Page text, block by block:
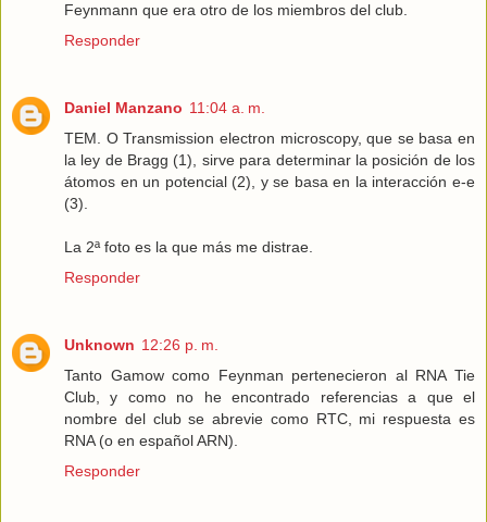
Feynmann que era otro de los miembros del club.
Responder
Daniel Manzano 11:04 a. m.
TEM. O Transmission electron microscopy, que se basa en
la ley de Bragg (1), sirve para determinar la posición de los
átomos en un potencial (2), y se basa en la interacción e-e
(3).
La 2ª foto es la que más me distrae.
Responder
Unknown 12:26 p. m.
Tanto Gamow como Feynman pertenecieron al RNA Tie
Club, y como no he encontrado referencias a que el
nombre del club se abrevie como RTC, mi respuesta es
RNA (o en español ARN).
Responder